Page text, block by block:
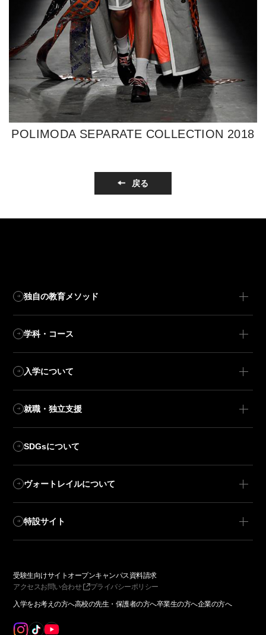
POLIMODA SEPARATE COLLECTION 2018
戻る
独自の教育メソッド
学科・コース
入学について
就職・独立支援
SDGsについて
ヴォートレイルについて
特設サイト
受験生向けサイト オープンキャンパス 資料請求
アクセスお問い合わせ プライバシーポリシー
入学をお考えの方へ高校の先生・保護者の方へ卒業生の方へ企業の方へ